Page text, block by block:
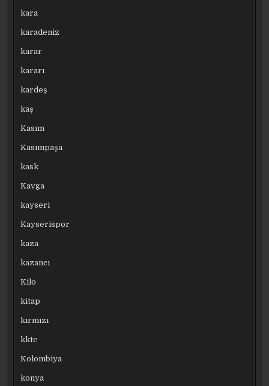
kara
karadeniz
karar
kararı
kardeş
kaş
Kasım
Kasımpaşa
kask
Kavga
kayseri
Kayserispor
kaza
kazancı
Kilo
kitap
kırmızı
kktc
Kolombiya
konya